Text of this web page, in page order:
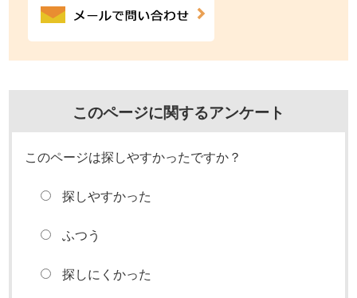
このページに関するアンケート
このページは探しやすかったですか？
探しやすかった
ふつう
探しにくかった